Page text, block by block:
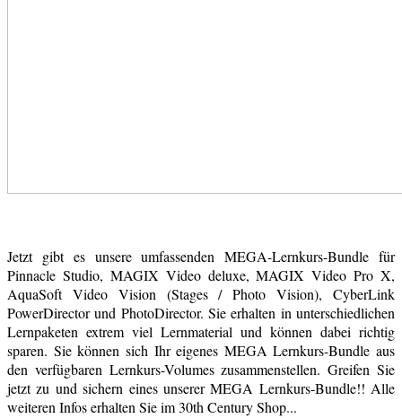
Jetzt gibt es unsere umfassenden MEGA-Lernkurs-Bundle für
Pinnacle Studio, MAGIX Video deluxe, MAGIX Video Pro X,
AquaSoft Video Vision (Stages / Photo Vision), CyberLink
PowerDirector und PhotoDirector. Sie erhalten in unterschiedlichen
Lernpaketen extrem viel Lernmaterial und können dabei richtig
sparen. Sie können sich Ihr eigenes MEGA Lernkurs-Bundle aus
den verfügbaren Lernkurs-Volumes zusammenstellen. Greifen Sie
jetzt zu und sichern eines unserer MEGA Lernkurs-Bundle!! Alle
weiteren Infos erhalten Sie im 30th Century Shop...